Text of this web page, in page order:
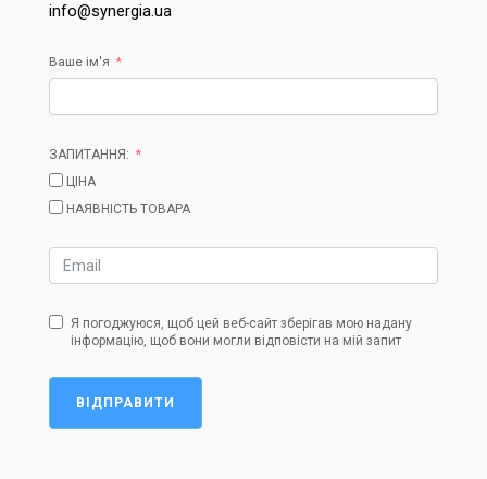
info@synergia.ua
Ваше ім'я
ЗАПИТАННЯ:
ЦІНА
НАЯВНІСТЬ ТОВАРА
Я погоджуюся, щоб цей веб-сайт зберігав мою надану
інформацію, щоб вони могли відповісти на мій запит
ВІДПРАВИТИ